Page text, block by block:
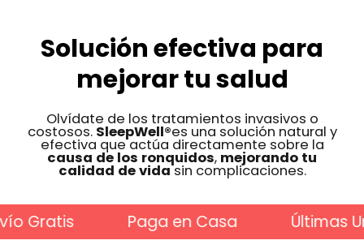
Solución efectiva para
mejorar tu salud
Olvídate de los tratamientos invasivos o
costosos. SleepWell®es una solución natural y
efectiva que actúa directamente sobre la
causa de los ronquidos, mejorando tu
calidad de vidasin complicaciones.
Paga en Casa Últimas